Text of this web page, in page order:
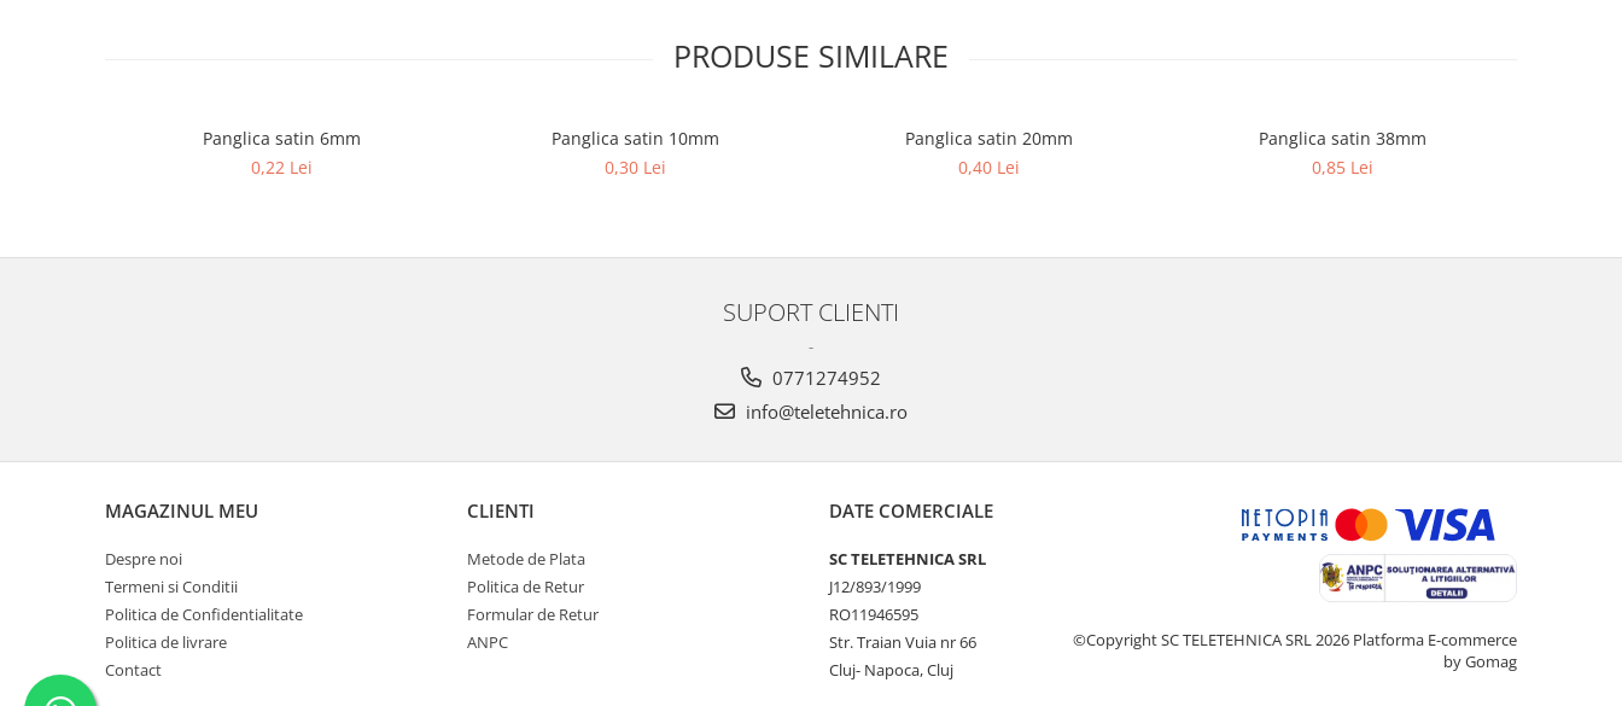
PRODUSE SIMILARE
Panglica satin 6mm
0,22 Lei
Panglica satin 10mm
0,30 Lei
Panglica satin 20mm
0,40 Lei
Panglica satin 38mm
0,85 Lei
SUPORT CLIENTI
-
0771274952
info@teletehnica.ro
MAGAZINUL MEU
Despre noi
Termeni si Conditii
Politica de Confidentialitate
Politica de livrare
Contact
CLIENTI
Metode de Plata
Politica de Retur
Formular de Retur
ANPC
DATE COMERCIALE
SC TELETEHNICA SRL
J12/893/1999
RO11946595
Str. Traian Vuia nr 66
Cluj- Napoca, Cluj
©Copyright SC TELETEHNICA SRL 2026 Platforma E-commerce
by Gomag